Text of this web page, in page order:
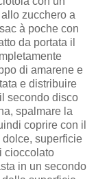
zucchero a
à poche con
da portata il
di amarene e
e distribuire
secondo disco
spalmare la
coprire con il
dolce, superficie
cioccolato
in un secondo